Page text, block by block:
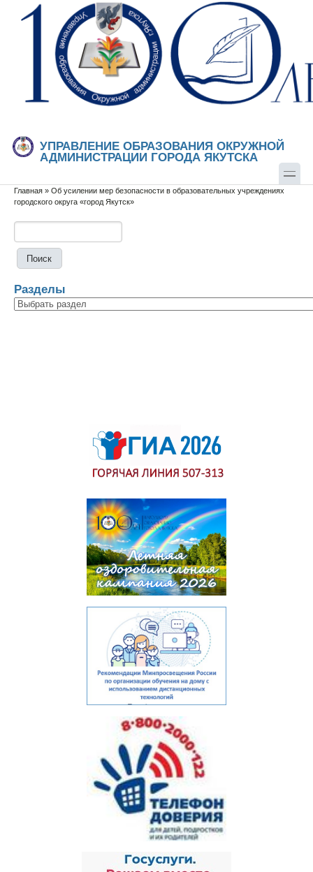
Перейти к основному содержанию
Skip to search
УПРАВЛЕНИЕ ОБРАЗОВАНИЯ ОКРУЖНОЙ
АДМИНИСТРАЦИИ ГОРОДА ЯКУТСКА
Вы здесь
Главная » Об усилении мер безопасности в образовательных учреждениях
городского округа «город Якутск»
Разделы